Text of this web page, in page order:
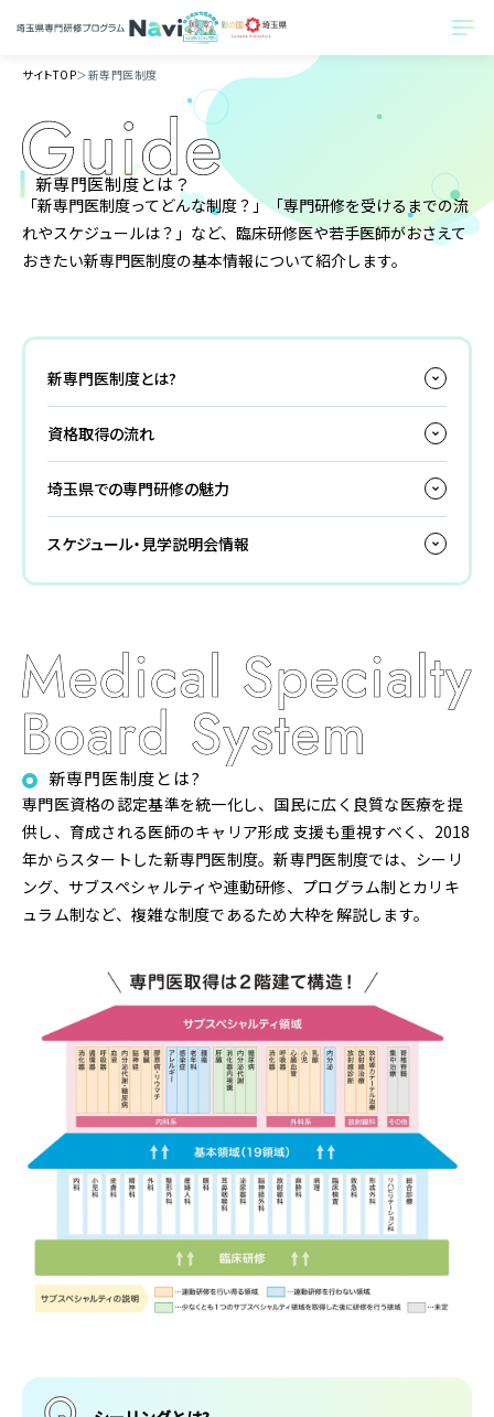
サイトTOP＞新専門医制度
新専門医制度とは？
「新専門医制度ってどんな制度？」「専門研修を受けるまでの流
れやスケジュールは？」など、臨床研修医や若手医師がおさえて
おきたい新専門医制度の基本情報について紹介します。
新専門医制度とは?
資格取得の流れ
埼玉県での専門研修の魅力
スケジュール・見学説明会情報
新専門医制度とは?
専門医資格の認定基準を統一化し、国民に広く良質な医療を提
供し、育成される医師のキャリア形成 支援も重視すべく、2018
年からスタートした新専門医制度。新専門医制度では、シーリ
ング、サブスペシャルティや連動研修、プログラム制とカリキ
ュラム制など、複雑な制度であるため大枠を解説します。